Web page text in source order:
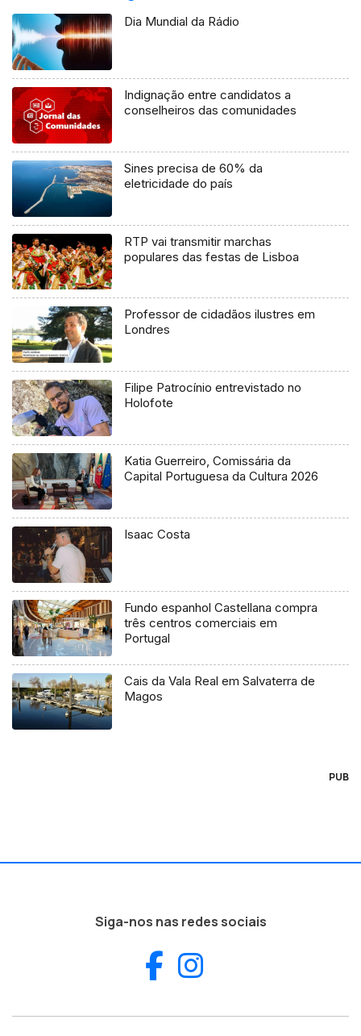
Dia Mundial da Rádio
Indignação entre candidatos a
conselheiros das comunidades
Sines precisa de 60% da
eletricidade do país
RTP vai transmitir marchas
populares das festas de Lisboa
Professor de cidadãos ilustres em
Londres
Filipe Patrocínio entrevistado no
Holofote
Katia Guerreiro, Comissária da
Capital Portuguesa da Cultura 2026
Isaac Costa
Fundo espanhol Castellana compra
três centros comerciais em
Portugal
Cais da Vala Real em Salvaterra de
Magos
PUB
Siga-nos nas redes sociais
Facebook